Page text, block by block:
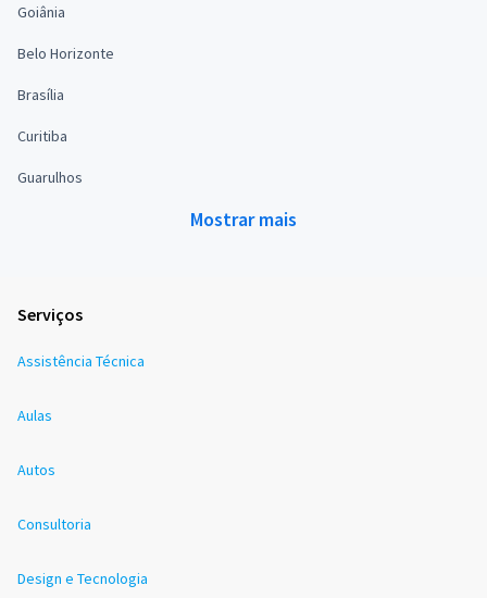
Goiânia
Belo Horizonte
Brasília
Curitiba
Guarulhos
Mostrar mais
Serviços
Assistência Técnica
Aulas
Autos
Consultoria
Design e Tecnologia